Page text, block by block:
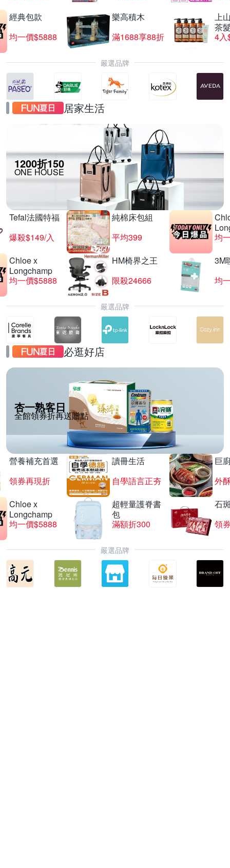
經典包款
均一價$5888
樂高積木
滿1688享88折
上
茶
4入
嚴選品牌
居家生活
1200折150
ONE HOUSE
Tefal法國特福
爆殺$149/入
純棉床包組
平均399
均
Chloe x
Longchamp
均一價$5888
HM椅界之王
限殺24666
3M
均
嚴選品牌
必逛好店
杏一熟客日
全館領券折再送贈點
營養補充首選
領券再現折
讀冊生活
自學語言正夯
巨
外
Chloe x
Longchamp
均一價$5888
超輕量護脊書
包
滿額折300
石
領
嚴選品牌